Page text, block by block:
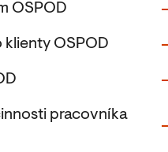
OSPOD
OSPOD
pracovníka